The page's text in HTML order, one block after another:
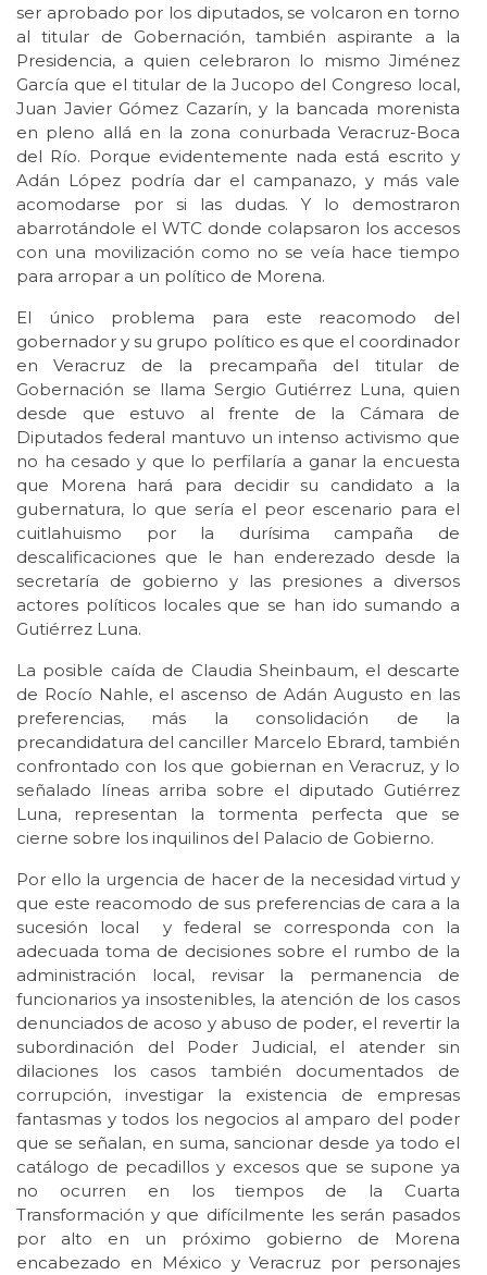
ser aprobado por los diputados, se volcaron en torno
al titular de Gobernación, también aspirante a la
Presidencia, a quien celebraron lo mismo Jiménez
García que el titular de la Jucopo del Congreso local,
Juan Javier Gómez Cazarín, y la bancada morenista
en pleno allá en la zona conurbada Veracruz-Boca
del Río. Porque evidentemente nada está escrito y
Adán López podría dar el campanazo, y más vale
acomodarse por si las dudas. Y lo demostraron
abarrotándole el WTC donde colapsaron los accesos
con una movilización como no se veía hace tiempo
para arropar a un político de Morena.
El único problema para este reacomodo del
gobernador y su grupo político es que el coordinador
en Veracruz de la precampaña del titular de
Gobernación se llama Sergio Gutiérrez Luna, quien
desde que estuvo al frente de la Cámara de
Diputados federal mantuvo un intenso activismo que
no ha cesado y que lo perfilaría a ganar la encuesta
que Morena hará para decidir su candidato a la
gubernatura, lo que sería el peor escenario para el
cuitlahuismo por la durísima campaña de
descalificaciones que le han enderezado desde la
secretaría de gobierno y las presiones a diversos
actores políticos locales que se han ido sumando a
Gutiérrez Luna.
La posible caída de Claudia Sheinbaum, el descarte
de Rocío Nahle, el ascenso de Adán Augusto en las
preferencias, más la consolidación de la
precandidatura del canciller Marcelo Ebrard, también
confrontado con los que gobiernan en Veracruz, y lo
señalado líneas arriba sobre el diputado Gutiérrez
Luna, representan la tormenta perfecta que se
cierne sobre los inquilinos del Palacio de Gobierno.
Por ello la urgencia de hacer de la necesidad virtud y
que este reacomodo de sus preferencias de cara a la
sucesión local y federal se corresponda con la
adecuada toma de decisiones sobre el rumbo de la
administración local, revisar la permanencia de
funcionarios ya insostenibles, la atención de los casos
denunciados de acoso y abuso de poder, el revertir la
subordinación del Poder Judicial, el atender sin
dilaciones los casos también documentados de
corrupción, investigar la existencia de empresas
fantasmas y todos los negocios al amparo del poder
que se señalan, en suma, sancionar desde ya todo el
catálogo de pecadillos y excesos que se supone ya
no ocurren en los tiempos de la Cuarta
Transformación y que difícilmente les serán pasados
por alto en un próximo gobierno de Morena
encabezado en México y Veracruz por personajes